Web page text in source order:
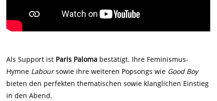
Als Support ist Paris Paloma bestätigt. Ihre Feminismus-
Hymne Laboursowie ihre weiteren Popsongs wie Good Boy
bieten den perfekten thematischen sowie klanglichen Einstieg
in den Abend.